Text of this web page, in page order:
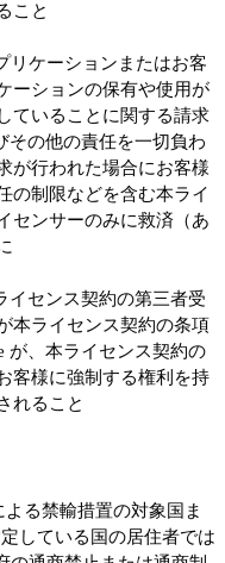
こと
リケーションまたはお客
ーションの保有や使用が
ていることに関する請求
その他の責任を一切負わ
が行われた場合にお客様
の制限などを含む本ライ
センサーのみに救済（あ
イセンス契約の第三者受
本ライセンス契約の条項
が、本ライセンス契約の
客様に強制する権利を持
れること
る禁輸措置の対象国ま
している国の居住者では